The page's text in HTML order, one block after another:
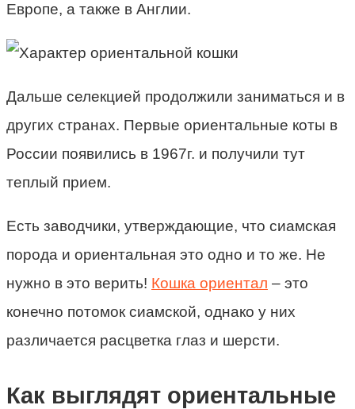
Европе, а также в Англии.
Дальше селекцией продолжили заниматься и в
других странах. Первые ориентальные коты в
России появились в 1967г. и получили тут
теплый прием.
Есть заводчики, утверждающие, что сиамская
порода и ориентальная это одно и то же. Не
нужно в это верить! Кошка ориентал – это
конечно потомок сиамской, однако у них
различается расцветка глаз и шерсти.
Как выглядят ориентальные